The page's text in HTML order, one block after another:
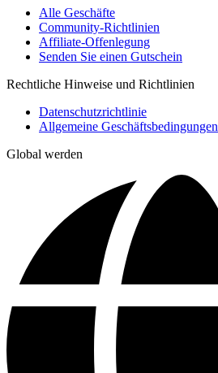
Alle Geschäfte
Community-Richtlinien
Affiliate-Offenlegung
Senden Sie einen Gutschein
Rechtliche Hinweise und Richtlinien
Datenschutzrichtlinie
Allgemeine Geschäftsbedingungen
Global werden